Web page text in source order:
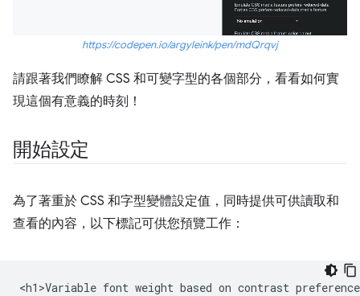
https://codepen.io/argyleink/pen/mdQrqvj
請跟著我們瞭解 CSS 和可變字型的各個部分，看看如何實
現這個有意義的時刻！
開始設定
為了著重於 CSS 和字型變體設定值，同時提供可供讀取和
查看的內容，以下標記可供您預覽工作：
<h1>Variable font weight based on contrast